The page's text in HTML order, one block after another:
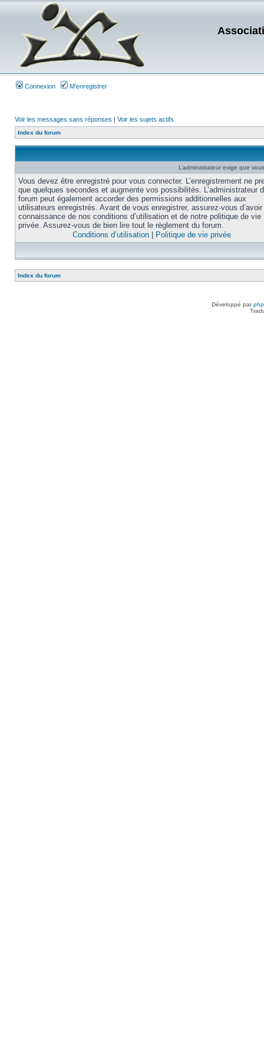
Connexion M’enregistrer
Voir les messages sans réponses | Voir les sujets actifs
Index du forum
L’administrateur exige que
Vous devez être enregistré pour vous connecter. L’enregistrement ne
que quelques secondes et augmente vos possibilités. L’administrateur
forum peut également accorder des permissions additionnelles aux
utilisateurs enregistrés. Avant de vous enregistrer, assurez-vous
connaissance de nos conditions d’utilisation et de notre politique de vie
privée. Assurez-vous de bien lire tout le règlement du forum.
Conditions d’utilisation
Politique de vie privée
Index du forum
Développé par